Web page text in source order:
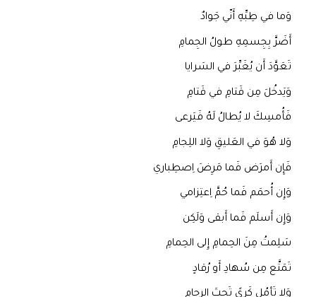
وَما في طِبِّهِ أَنّي جَوادٌ
أَضَرَّ بِجِسمِهِ طولُ الجِمامِ
تَعَوَّدَ أَن يُغَبِّرَ في السَرايا
وَيَدخُلَ مِن قَتامِ في قَتامِ
فَأُمسِكَ لا يُطالُ لَهُ فَيَرعى
وَلا هُوَ في العَليقِ وَلا اللِجامِ
فَإِن أَمرَض فَما مَرِضَ اِصطِباري
وَإِن أُحمَم فَما حُمَّ اِعتِزامي
وَإِن أَسلَم فَما أَبقى وَلَكِن
سَلِمتُ مِنَ الحِمامِ إِلى الحِمامِ
تَمَتَّع مِن سُهادِ أَو رُقادٍ
وَلا تَأمُل كَرىً تَحتَ الرِجامِ